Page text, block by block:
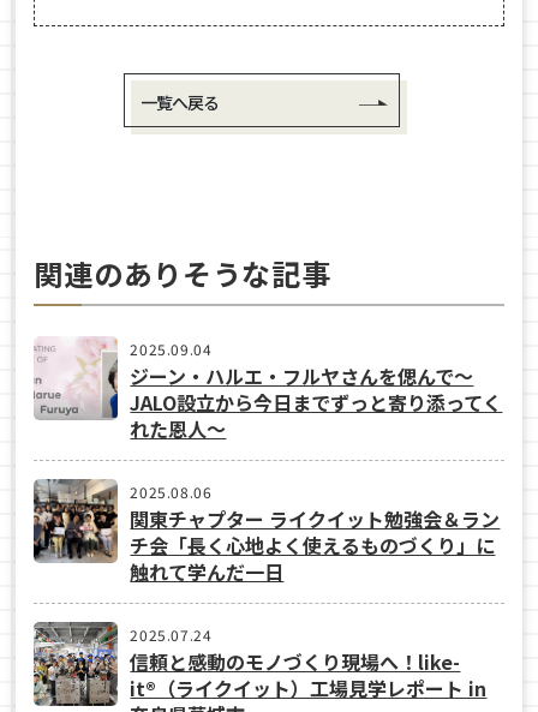
一覧へ戻る
関連のありそうな記事
2025.09.04
ジーン・ハルエ・フルヤさんを偲んで〜
JALO設立から今日までずっと寄り添ってく
れた恩人〜
2025.08.06
関東チャプター ライクイット勉強会＆ラン
チ会「長く心地よく使えるものづくり」に
触れて学んだ一日
2025.07.24
信頼と感動のモノづくり現場へ！like-
it®（ライクイット）工場見学レポート in